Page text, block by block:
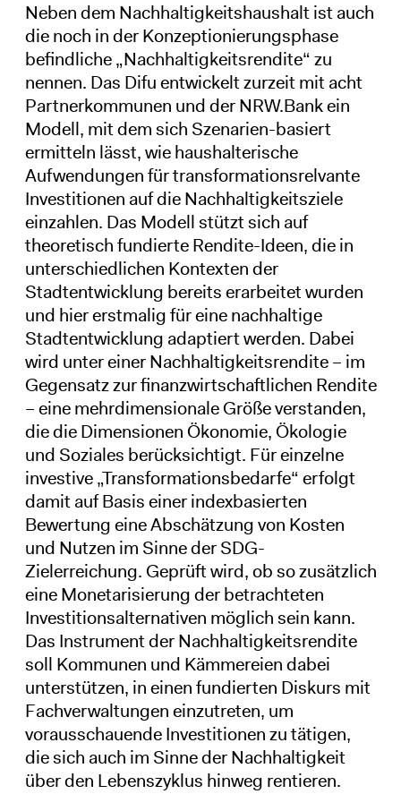
Neben dem Nachhaltigkeitshaushalt ist auch
die noch in der Konzeptionierungsphase
befindliche „Nachhaltigkeitsrendite“ zu
nennen. Das Difu entwickelt zurzeit mit acht
Partnerkommunen und der NRW.Bank ein
Modell, mit dem sich Szenarien-basiert
ermitteln lässt, wie haushalterische
Aufwendungen für transformationsrelvante
Investitionen auf die Nachhaltigkeitsziele
einzahlen. Das Modell stützt sich auf
theoretisch fundierte Rendite-Ideen, die in
unterschiedlichen Kontexten der
Stadtentwicklung bereits erarbeitet wurden
und hier erstmalig für eine nachhaltige
Stadtentwicklung adaptiert werden. Dabei
wird unter einer Nachhaltigkeitsrendite – im
Gegensatz zur finanzwirtschaftlichen Rendite
– eine mehrdimensionale Größe verstanden,
die die Dimensionen Ökonomie, Ökologie
und Soziales berücksichtigt. Für einzelne
investive „Transformationsbedarfe“ erfolgt
damit auf Basis einer indexbasierten
Bewertung eine Abschätzung von Kosten
und Nutzen im Sinne der SDG-
Zielerreichung. Geprüft wird, ob so zusätzlich
eine Monetarisierung der betrachteten
Investitionsalternativen möglich sein kann.
Das Instrument der Nachhaltigkeitsrendite
soll Kommunen und Kämmereien dabei
unterstützen, in einen fundierten Diskurs mit
Fachverwaltungen einzutreten, um
vorausschauende Investitionen zu tätigen,
die sich auch im Sinne der Nachhaltigkeit
über den Lebenszyklus hinweg rentieren.